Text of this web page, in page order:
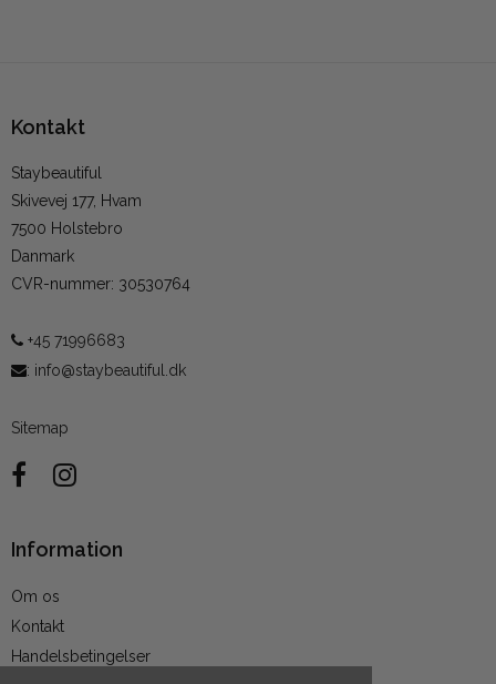
Kontakt
Staybeautiful
Skivevej 177, Hvam
7500 Holstebro
Danmark
CVR-nummer: 30530764
+45 71996683
: info@staybeautiful.dk
Sitemap
Information
Om os
Kontakt
Handelsbetingelser